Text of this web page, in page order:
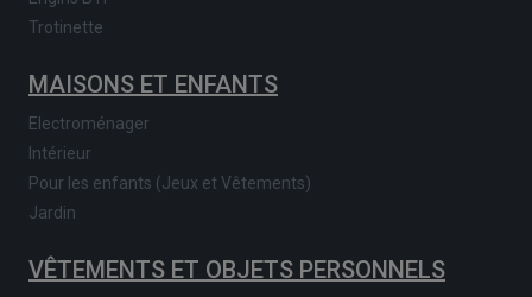
Trotinette
MAISONS ET ENFANTS
Electroménager
Intérieur
Pour les enfants (Jeux et Vêtements)
Jardin
VÊTEMENTS ET OBJETS PERSONNELS